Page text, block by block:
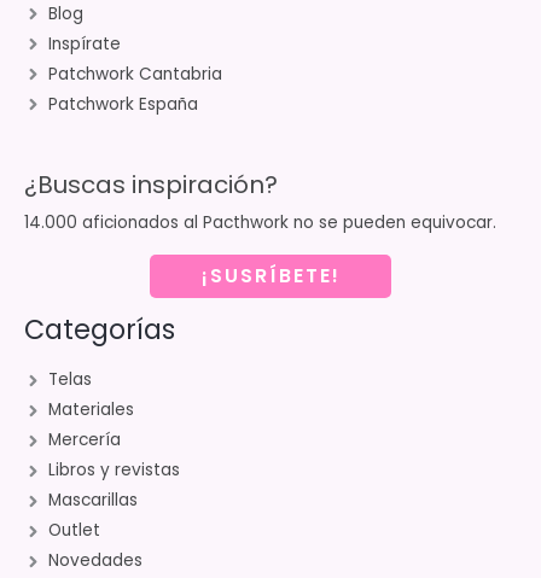
Blog
Inspírate
Patchwork Cantabria
Patchwork España
¿Buscas inspiración?
14.000 aficionados al Pacthwork no se pueden equivocar.
¡SUSRÍBETE!
Categorías
Telas
Materiales
Mercería
Libros y revistas
Mascarillas
Outlet
Novedades